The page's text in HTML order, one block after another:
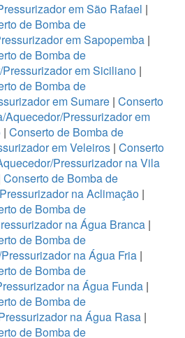
em São Rafael |
de Bomba de
em Sapopemba |
de Bomba de
em Siciliano|
de Bomba de
em Sumare | Conserto
Aquecedor/Pressurizador em
| Conserto de Bomba de
em Veleiros | Conserto
Pressurizador na Vila
Conserto de Bomba de
na Aclimação |
de Bomba de
na Água Branca |
de Bomba de
na Água Fria |
de Bomba de
na Água Funda |
de Bomba de
na Água Rasa |
de Bomba de